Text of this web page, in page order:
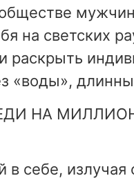
на светских
раскрыть
«воды»,
НА
в себе,